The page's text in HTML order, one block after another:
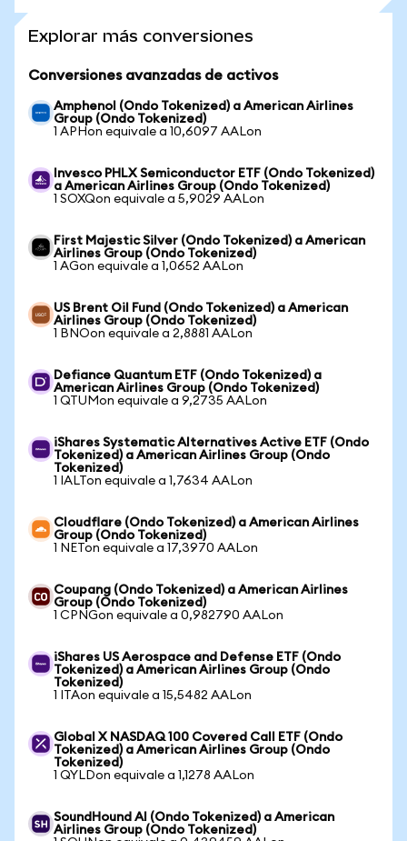
Explorar más conversiones
Conversiones avanzadas de activos
Amphenol (Ondo Tokenized) a American Airlines
Group (Ondo Tokenized)
1 APHon equivale a 10,6097 AALon
Invesco PHLX Semiconductor ETF (Ondo Tokenized)
a American Airlines Group (Ondo Tokenized)
1 SOXQon equivale a 5,9029 AALon
First Majestic Silver (Ondo Tokenized) a American
Airlines Group (Ondo Tokenized)
1 AGon equivale a 1,0652 AALon
US Brent Oil Fund (Ondo Tokenized) a American
Airlines Group (Ondo Tokenized)
1 BNOon equivale a 2,8881 AALon
Defiance Quantum ETF (Ondo Tokenized) a
American Airlines Group (Ondo Tokenized)
1 QTUMon equivale a 9,2735 AALon
iShares Systematic Alternatives Active ETF (Ondo
Tokenized) a American Airlines Group (Ondo
Tokenized)
1 IALTon equivale a 1,7634 AALon
Cloudflare (Ondo Tokenized) a American Airlines
Group (Ondo Tokenized)
1 NETon equivale a 17,3970 AALon
Coupang (Ondo Tokenized) a American Airlines
Group (Ondo Tokenized)
1 CPNGon equivale a 0,982790 AALon
iShares US Aerospace and Defense ETF (Ondo
Tokenized) a American Airlines Group (Ondo
Tokenized)
1 ITAon equivale a 15,5482 AALon
Global X NASDAQ 100 Covered Call ETF (Ondo
Tokenized) a American Airlines Group (Ondo
Tokenized)
1 QYLDon equivale a 1,1278 AALon
SoundHound AI (Ondo Tokenized) a American
Airlines Group (Ondo Tokenized)